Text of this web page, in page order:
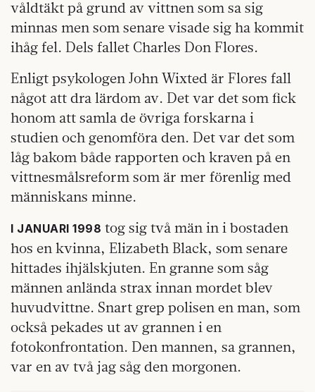
våldtäkt på grund av vittnen som sa sig
minnas men som senare visade sig ha kommit
ihåg fel. Dels fallet Charles Don Flores.
Enligt psykologen John Wixted är Flores fall
något att dra lärdom av. Det var det som fick
honom att samla de övriga forskarna i
studien och genomföra den. Det var det som
låg bakom både rapporten och kraven på en
vittnesmålsreform som är mer förenlig med
människans minne.
I JANUARI 1998 tog sig två män in i bostaden
hos en kvinna, Elizabeth Black, som senare
hittades ihjälskjuten. En granne som såg
männen anlända strax innan mordet blev
huvudvittne. Snart grep polisen en man, som
också pekades ut av grannen i en
fotokonfrontation. Den mannen, sa grannen,
var en av två jag såg den morgonen.